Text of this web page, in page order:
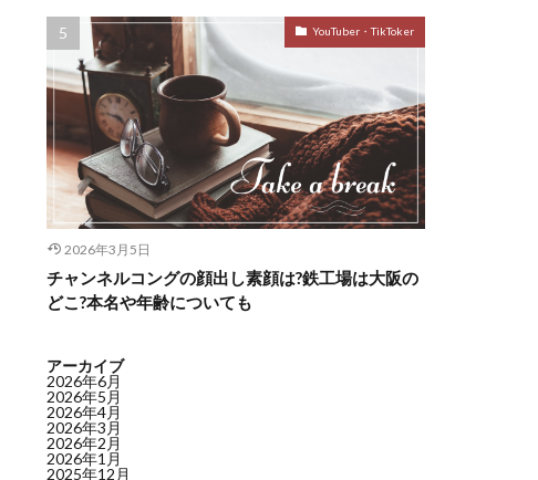
YouTuber・TikToker
2026年3月5日
チャンネルコングの顔出し素顔は?鉄工場は大阪の
どこ?本名や年齢についても
アーカイブ
2026年6月
2026年5月
2026年4月
2026年3月
2026年2月
2026年1月
2025年12月